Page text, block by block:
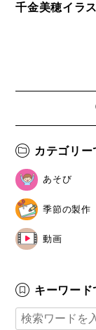
千金美穂イラ
カテゴリー
あそび
季節の製作
動画
キーワード